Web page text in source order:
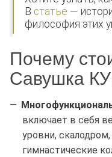
В статье —
философия этих
Почему
Савушка
включает в себя
уровни,
гимнастические